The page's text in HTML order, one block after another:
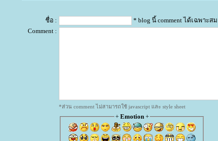
ชื่อ :
* blog นี้ comment ได้เฉพาะส
Comment :
*ส่วน comment ไม่สามารถใช้ javascript และ style sheet
+ Emotion+